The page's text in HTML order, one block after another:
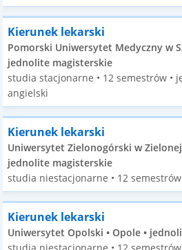
Kierunek lekarski
Pomorski Uniwersytet Medyczny w
jednolite magisterskie
studia stacjonarne • 12 semestrów •
angielski
Kierunek lekarski
Uniwersytet Zielonogórski w Zielonej
jednolite magisterskie
studia niestacjonarne • 12 semestrów
Kierunek lekarski
Uniwersytet Opolski • Opole •